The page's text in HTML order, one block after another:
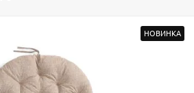
НОВИНКА